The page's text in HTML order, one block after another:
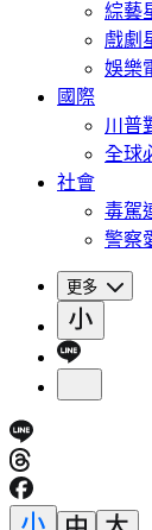
綜藝
戲劇
娛樂
國際
川普
全球
社會
毒駕
警察
更多